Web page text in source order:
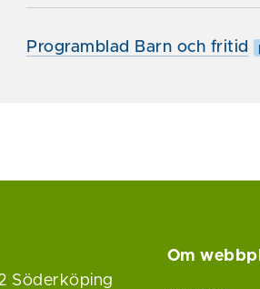
Programblad Barn och fritid
Söderköping
Om